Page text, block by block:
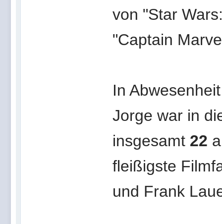
von "Star
"Captain
In
Jorge war in
insgesamt 22
fleißigste
und Frank